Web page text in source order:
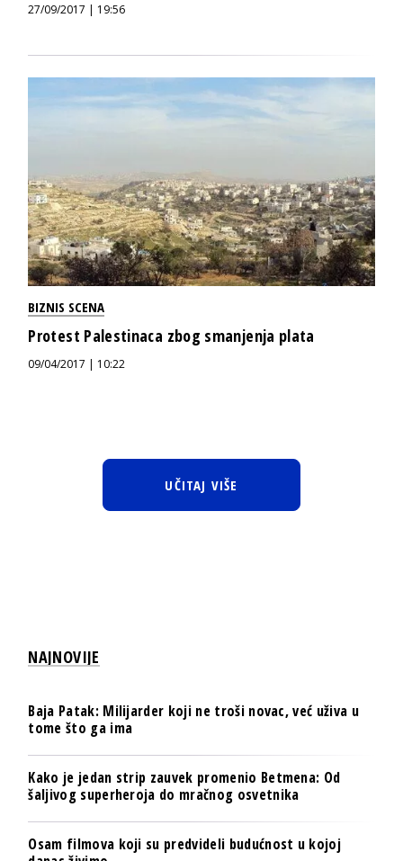
27/09/2017 | 19:56
BIZNIS SCENA
Protest Palestinaca zbog smanjenja plata
09/04/2017 | 10:22
UČITAJ VIŠE
NAJNOVIJE
Baja Patak: Milijarder koji ne troši novac, već uživa u
tome što ga ima
Kako je jedan strip zauvek promenio Betmena: Od
šaljivog superheroja do mračnog osvetnika
Osam filmova koji su predvideli budućnost u kojoj